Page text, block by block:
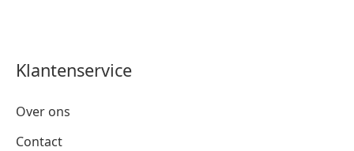
Klantenservice
Over ons
Contact